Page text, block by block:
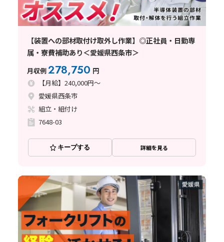
【装置への部材取付け取外し作業】◎正社員・日勤専
属・寮費補助あり＜愛媛県西条市＞
月収例278,750 円
【月給】240,000円～
愛媛県西条市
組立・組付け
7648-03
キープする 詳細を見る